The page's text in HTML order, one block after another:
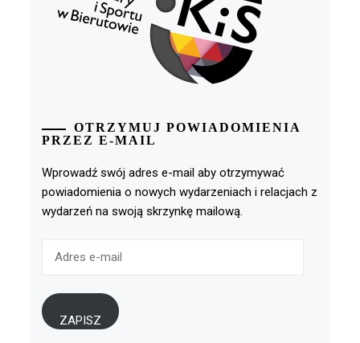
OTRZYMUJ POWIADOMIENIA
PRZEZ E-MAIL
Wprowadź swój adres e-mail aby otrzymywać
powiadomienia o nowych wydarzeniach i relacjach z
wydarzeń na swoją skrzynkę mailową.
ZAPISZ